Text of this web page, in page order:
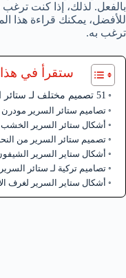
بالفعل. لذلك، إذا كنت
للأفضل، يمكنك قراءة هذا
ترغب به.
ستقرأ في
51 تصميم مختلف لـ ستائر السرير
تصاميم ستائر السرير مودرن
أشكال ستائر السرير الخشب
تصميم ستائر السرير من
أشكال ستاير السرير
تصاميم تركية لـ ستائر
أشكال ستاير السرير لغرف